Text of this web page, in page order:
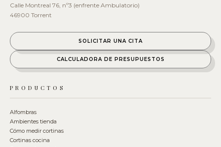
Calle Montreal 76, nº3 (enfrente Ambulatorio)
46900 Torrent
SOLICITAR UNA CITA
CALCULADORA DE PRESUPUESTOS
PRODUCTOS
Alfombras
Ambientes tienda
Cómo medir cortinas
Cortinas cocina